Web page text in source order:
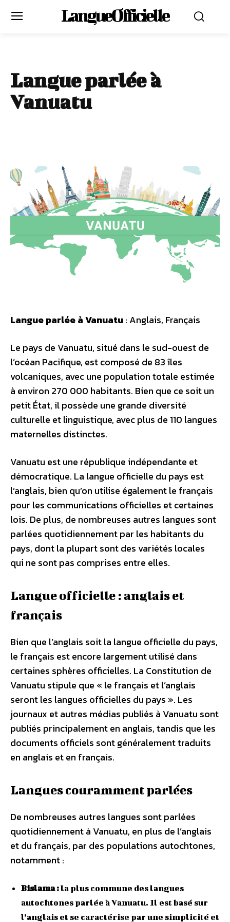
LangueOfficielle
Langue parlée à
Vanuatu
Langue parlée à Vanuatu: Anglais, Français
Le pays de Vanuatu, situé dans le sud-ouest de
l’océan Pacifique, est composé de 83 îles
volcaniques, avec une population totale estimée
à environ 270 000 habitants. Bien que ce soit un
petit État, il possède une grande diversité
culturelle et linguistique, avec plus de 110 langues
maternelles distinctes.
Vanuatu est une république indépendante et
démocratique. La langue officielle du pays est
l’anglais, bien qu’on utilise également le français
pour les communications officielles et certaines
lois. De plus, de nombreuses autres langues sont
parlées quotidiennement par les habitants du
pays, dont la plupart sont des variétés locales
qui ne sont pas comprises entre elles.
Langue officielle : anglais et
français
Bien que l’anglais soit la langue officielle du pays,
le français est encore largement utilisé dans
certaines sphères officielles. La Constitution de
Vanuatu stipule que « le français et l’anglais
seront les langues officielles du pays ». Les
journaux et autres médias publiés à Vanuatu sont
publiés principalement en anglais, tandis que les
documents officiels sont généralement traduits
en anglais et en français.
Langues couramment parlées
De nombreuses autres langues sont parlées
quotidiennement à Vanuatu, en plus de l’anglais
et du français, par des populations autochtones,
notamment :
Bislama :la plus commune des langues
autochtones parlée à Vanuatu. Il est basé sur
l’anglais et se caractérise par une simplicité et